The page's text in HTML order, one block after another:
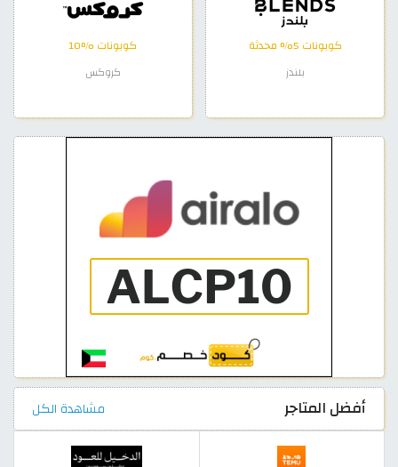
كوبونات 5% محدثة
بلندز
كوبونات %10
كروكس
أفضل المتاجر مشاهدة الكل